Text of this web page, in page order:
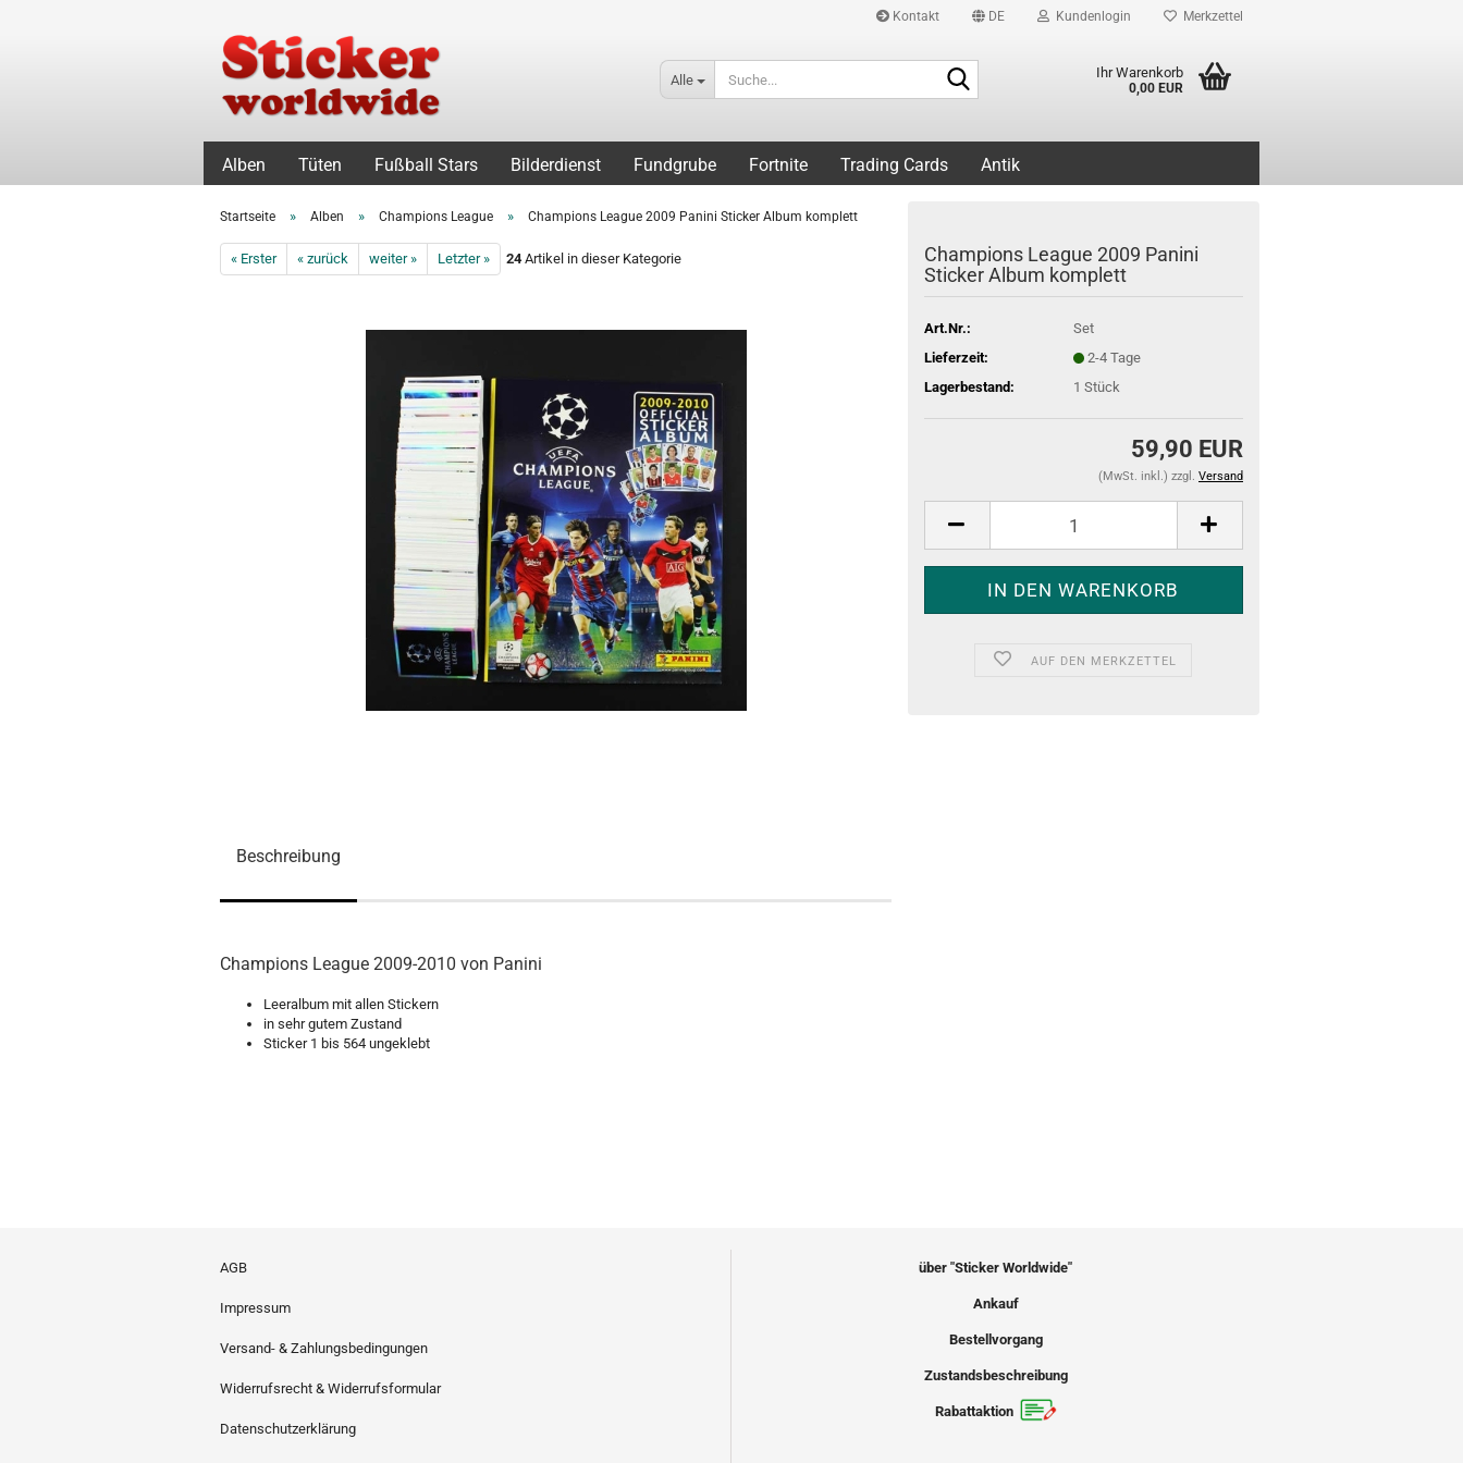
Kontakt DE Kundenlogin Merkzettel
Alle Ihr Warenkorb
0,00 EUR
Alben Tüten Fußball Stars Bilderdienst Fundgrube Fortnite Trading Cards Antik
Startseite » Alben » Champions League » Champions League 2009 Panini Sticker Album komplett
« Erster « zurück weiter » Letzter » 24Artikel in dieser Kategorie
Champions League 2009 Panini
Sticker Album komplett
Art.Nr.:
Set
Lieferzeit:
2-4 Tage
Lagerbestand:
1 Stück
59,90 EUR
(MwSt. inkl.) zzgl. Versand
AUF DEN MERKZETTEL
Beschreibung
Champions League 2009-2010 von Panini
Leeralbum mit allen Stickern
in sehr gutem Zustand
Sticker 1 bis 564 ungeklebt
AGB
Impressum
Versand- & Zahlungsbedingungen
Widerrufsrecht & Widerrufsformular
Datenschutzerklärung
über "Sticker Worldwide"
Ankauf
Bestellvorgang
Zustandsbeschreibung
Rabattaktion